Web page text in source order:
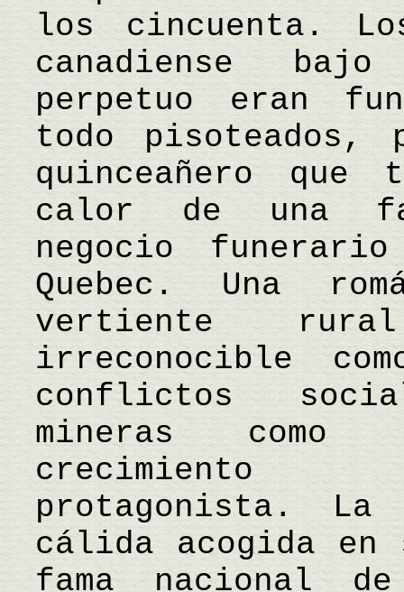
los cincuenta.
canadiense
perpetuo eran
todo
quinceañero que
calor de una
negocio
Quebec. Una
vertiente
irreconocible
conflictos
mineras
crecimiento
protagonista.
cálida acogida en
fama nacional